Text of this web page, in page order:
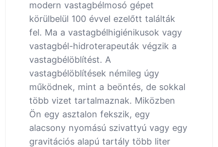
modern vastagbélmosó gépet
körülbelül 100 évvel ezelőtt találták
fel. Ma a vastagbélhigiénikusok vagy
vastagbél-hidroterapeuták végzik a
vastagbélöblítést. A
vastagbélöblítések némileg úgy
működnek, mint a beöntés, de sokkal
több vizet tartalmaznak. Miközben
Ön egy asztalon fekszik, egy
alacsony nyomású szivattyú vagy egy
gravitációs alapú tartály több liter